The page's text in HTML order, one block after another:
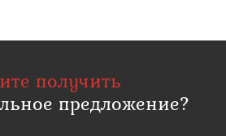
получить
предложение?